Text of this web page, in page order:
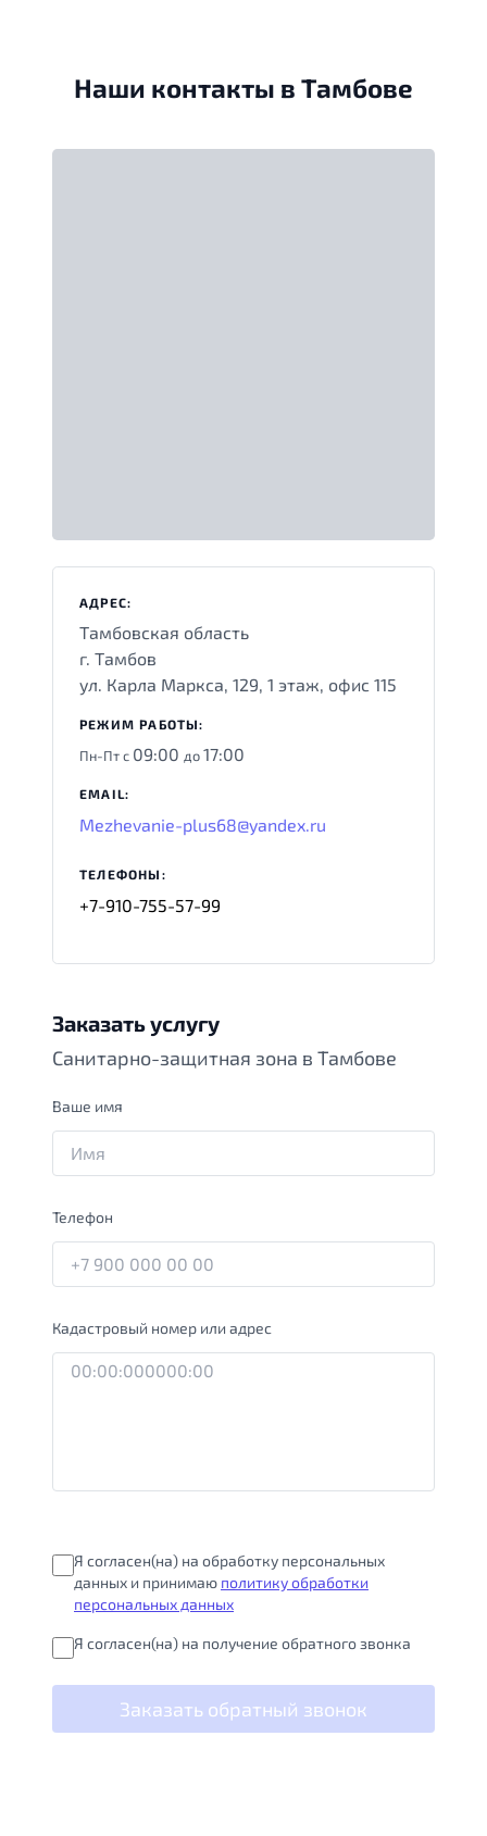
Наши контакты в Тамбове
АДРЕС:
Тамбовская область
г. Тамбов
ул. Карла Маркса, 129, 1 этаж, офис 115
РЕЖИМ РАБОТЫ:
Пн-Пт с 09:00 до17:00
EMAIL:
Mezhevanie-plus68@yandex.ru
ТЕЛЕФОНЫ:
+7-910-755-57-99
Заказать услугу
Санитарно-защитная зона в Тамбове
Ваше имя
Телефон
Кадастровый номер или адрес
Я согласен(на) на обработку персональных
данных и принимаю политику обработки
персональных данных
Я согласен(на) на получение обратного звонка
Заказать обратный звонок